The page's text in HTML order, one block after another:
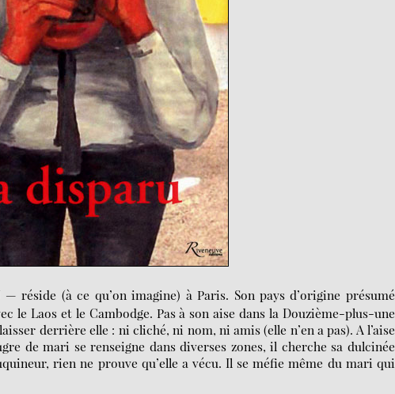
(à ce qu’on imagine) à Paris. Son pays d’origine présumé
le Laos et le Cambodge. Pas à son aise dans la Douzième-plus-une
derrière elle : ni cliché, ni nom, ni amis (elle n’en a pas). A l’aise
de mari se renseigne dans diverses zones, il cherche sa dulcinée
rien ne prouve qu’elle a vécu. Il se méfie même du mari qui